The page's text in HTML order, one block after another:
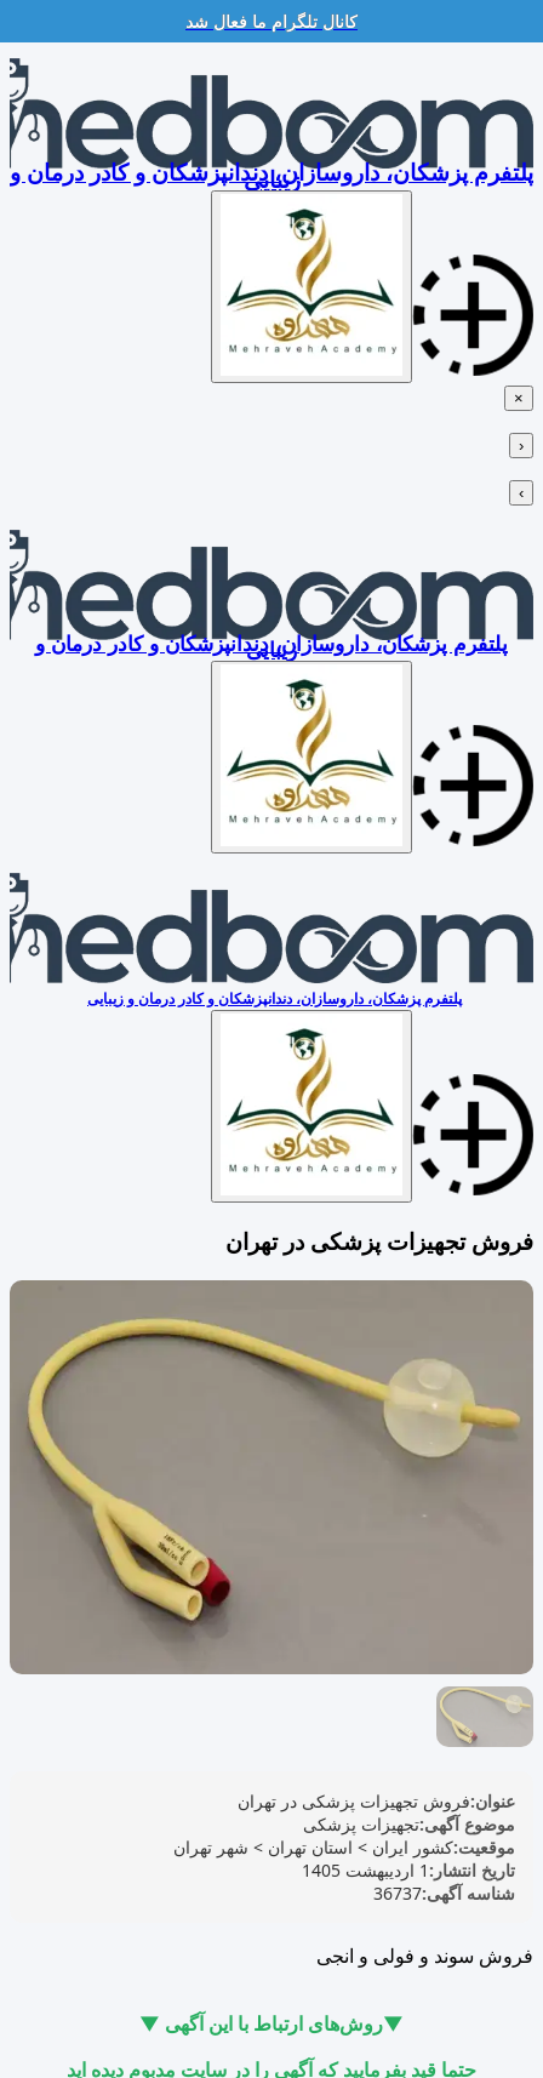
کانال تلگرام ما فعال شد
Skip
content
پلتفرم پزشکان، داروسازان، دندانپزشکان و کادر درمان و
زیبایی
×
‹
›
پلتفرم پزشکان، داروسازان، دندانپزشکان و کادر درمان و
زیبایی
پلتفرم پزشکان، داروسازان، دندانپزشکان و کادر درمان و زیبایی
فروش تجهیزات پزشکی‌ در تهران
عنوان:فروش تجهیزات پزشکی‌ در تهران
موضوع آگهی:تجهیزات پزشکی
موقعیت:کشور ایران > استان تهران > شهر تهران
تاریخ انتشار: 1 اردیبهشت 1405
شناسه آگهی:36737
فروش سوند و فولی و انجی
▼روش‌های ارتباط با این آگهی ▼
حتما قید بفرمایید که آگهی را در سایت مِدبوم دیده اید